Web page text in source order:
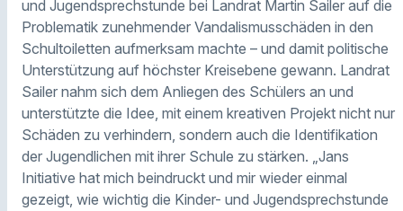
und Jugendsprechstunde bei Landrat Martin Sailer auf die
Problematik zunehmender Vandalismusschäden in den
Schultoiletten aufmerksam machte – und damit politische
Unterstützung auf höchster Kreisebene gewann. Landrat
Sailer nahm sich dem Anliegen des Schülers an und
unterstützte die Idee, mit einem kreativen Projekt nicht nur
Schäden zu verhindern, sondern auch die Identifikation
der Jugendlichen mit ihrer Schule zu stärken. „Jans
Initiative hat mich beindruckt und mir wieder einmal
gezeigt, wie wichtig die Kinder- und Jugendsprechstunde